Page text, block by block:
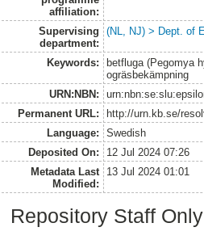
affiliation:
Supervising
department:
(NL, NJ) > Dept. of
Keywords:
betfluga (Pegomya
ogräsbekämpning
URN:NBN:
Permanent URL:
http://urn.kb.se/
Language:
Swedish
Deposited On:
12 Jul 2024 07:26
Metadata Last
Modified:
13 Jul 2024 01:01
Repository Staff